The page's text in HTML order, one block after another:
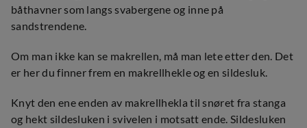
båthavner som langs svabergene og inne på
sandstrendene.
Om man ikke kan se makrellen, må man lete etter den. Det
er her du finner frem en makrellhekle og en sildesluk.
Knyt den ene enden av makrellhekla til snøret fra stanga
og hekt sildesluken i svivelen i motsatt ende. Sildesluken